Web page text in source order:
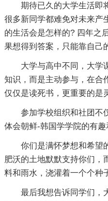
期待已久的大学生活即
很多新同学都难免对未来产
的生活会是怎样的? 四年之
果想得到答案，只能靠自己
大学与高中不同，大学
知识，而是主动参与，在合
仅仅是读死书，更重要的是
参加学校组织和社团不
体会朝鲜-韩国学学院的有趣
你们是满怀梦想和希望
肥沃的土地默默支持你们，
料和雨水，浇灌着一个个种
最后我想告诉同学们，